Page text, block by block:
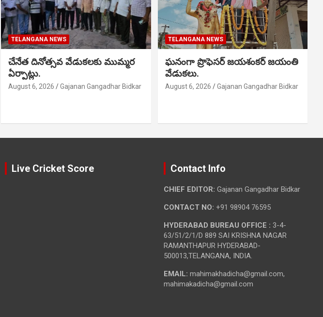
TELANGANA NEWS
చేనేత దినోత్సవ వేడుకలకు ముమ్మర
ఏర్పాట్లు.
August 6, 2026 Gajanan Gangadhar Bidkar
TELANGANA NEWS
ఘనంగా ప్రొఫెసర్ జయశంకర్ జయంతి
వేడుకలు.
August 6, 2026 Gajanan Gangadhar Bidkar
Live Cricket Score Contact Info
CHIEF EDITOR: Gajanan Gangadhar Bidkar
CONTACT NO: +91 98904 76595
HYDERABAD BUREAU OFFICE : 3-4-
63/51/2/1/D 889 SAI KRISHNA NAGAR
RAMANTHAPUR HYDERABAD-
500013,TELANGANA, INDIA.
EMAIL: mahimakhadicha@gmail.com,
mahimakadicha@gmail.com